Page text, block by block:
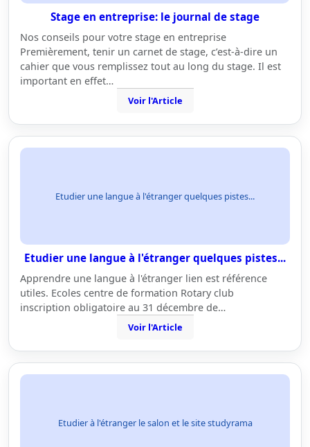
Stage en entreprise: le journal de stage
Nos conseils pour votre stage en entreprise
Premièrement, tenir un carnet de stage, c’est-à-dire un
cahier que vous remplissez tout au long du stage. Il est
important en effet…
Voir l'Article
Etudier une langue à l'étranger quelques pistes...
Etudier une langue à l'étranger quelques pistes...
Apprendre une langue à l'étranger lien est référence
utiles. Ecoles centre de formation Rotary club
inscription obligatoire au 31 décembre de…
Voir l'Article
Etudier à l'étranger le salon et le site studyrama